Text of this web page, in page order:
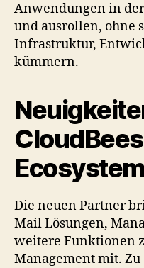
Anwendungen in
und ausrollen, ohne
Infrastruktur,
kümmern.
Ecosystem
Die neuen Partner
Mail Lösungen,
weitere Funktionen
Management mit. Zu